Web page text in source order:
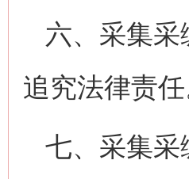
六、采集
追究法律责任
七、采集采